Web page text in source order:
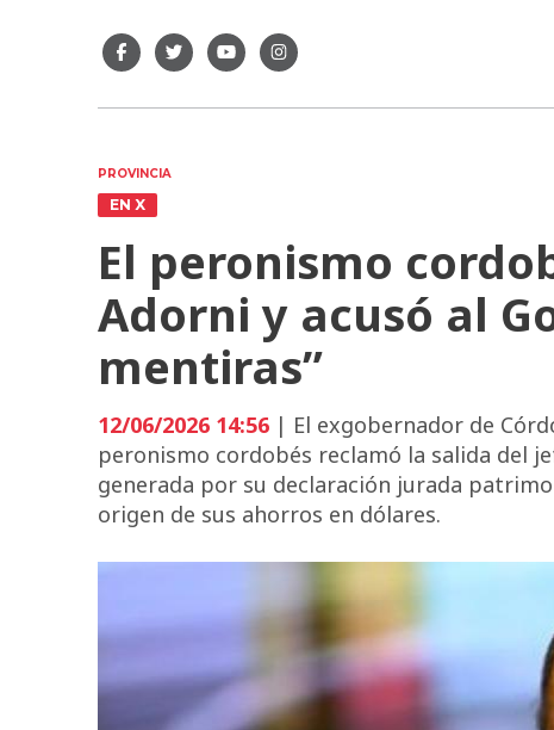
PROVINCIA
EN X
El peronismo
Adorni y acusó al
mentiras”
12/06/2026 14:56 | El exgobernador de
peronismo cordobés reclamó la salida del
generada por su declaración jurada
origen de sus ahorros en dólares.